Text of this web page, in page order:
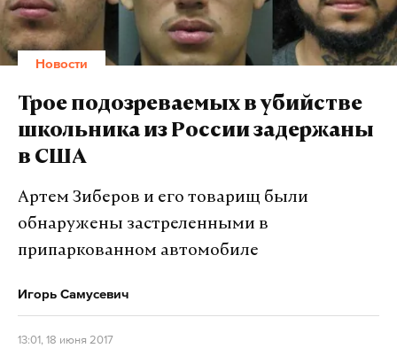
сообщил «Коммерсант» со ссылкой на Mediascope.
globallookpress.com/ © Kremlin Pool
Подпишитесь на Daily Storm в
работает там, где тормозит интернет.
Макс
Дзен
Дзен VK
Новости
Трое подозреваемых в убийстве
школьника из России задержаны
в США
Артем Зиберов и его товарищ были
обнаружены застреленными в
припаркованном автомобиле
Игорь Самусевич
13:01, 18 июня 2017